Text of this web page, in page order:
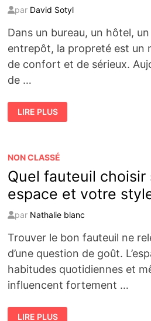
par David Sotyl
Dans un bureau, un hôtel,
entrepôt, la propreté est un
de confort et de sérieux.
de …
8
AVANTAGES
DES
EN
LIRE PLUS
NON CLASSÉ
Quel fauteuil choisir
espace et votre
par Nathalie blanc
Trouver le bon fauteuil ne
d’une question de goût.
habitudes quotidiennes et
influencent fortement …
QUEL
LIRE PLUS